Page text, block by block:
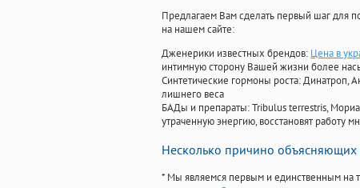
Предлагаем Вам сделать первый шаг для
на нашем сайте:
Дженерики известных брендов: Цена в
интимную сторону Вашей жизни более
Синтетические гормоны роста: Динатроп,
лишнего веса
БАДы и препараты:Tribulus terrestris,
утраченную энергию, восстановят работу
Несколько причино объясняющих
* Мы являемся первым и единственным на